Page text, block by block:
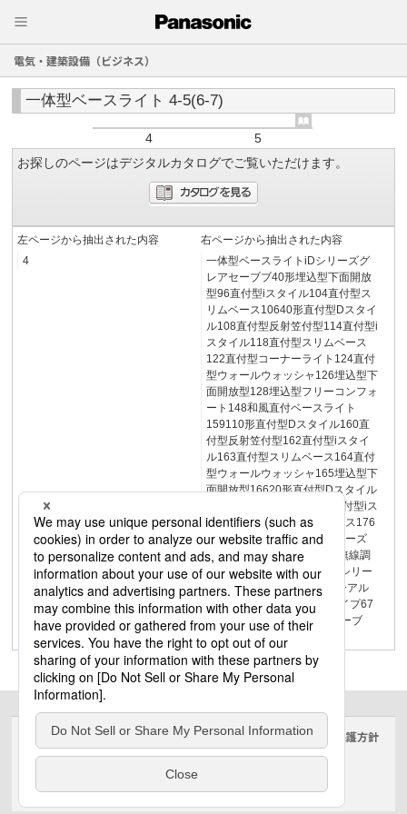
電気・建築設備（ビジネス）
一体型ベースライト 4-5(6-7)
4
5
お探しのページはデジタルカタログでご覧いただけます。
左ページから抽出された内容
4
右ページから抽出された内容
一体型ベースライトiDシリーズグ
レアセーブブ40形埋込型下面開放
型96直付型iスタイル104直付型ス
リムベース10640形直付型Dスタイ
ル108直付型反射笠付型114直付型i
スタイル118直付型スリムベース
122直付型コーナーライト124直付
型ウォールウォッシャ126埋込型下
面開放型128埋込型フリーコンフォ
ート148和風直付ベースライト
159110形直付型Dスタイル160直
付型反射笠付型162直付型iスタイ
ル163直付型スリムベース164直付
型ウォールウォッシャ165埋込型下
面開放型16620形直付型Dスタイル
172直付型反射笠付型174直付型iス
タイル175直付型スリムベース176
埋込型下面開放型177iDシリーズ
LiBecoM/リベコム25WiLIA無線調
光調色シリーズ34PiPit調光シリー
ズ48ウィズリモ258リニューアル
専用器具本体63環境特化タイプ67
映光色69高演色76グレアセーブ
775
サイトのご利用にあたって クッキーポリシー 個人情報保護方針
電気・建築設備（ビジネス）
© Panasonic Electric Works Co., Ltd.